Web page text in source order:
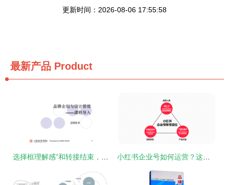
更新时间：2026-08-06 17:55:58
最新产品 Product